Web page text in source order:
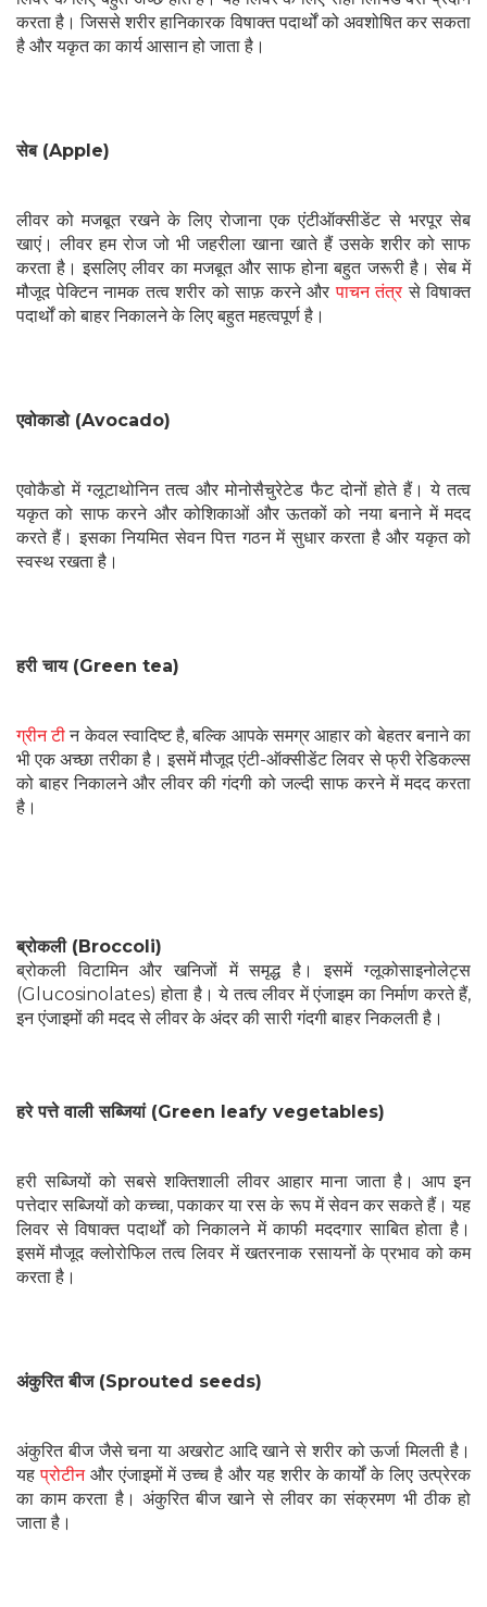
करता है। जिससे शरीर हानिकारक विषाक्त पदार्थों को अवशोषित कर सकता
है और यकृत का कार्य आसान हो जाता है।
सेब (Apple)
लीवर को मजबूत रखने के लिए रोजाना एक एंटीऑक्सीडेंट से भरपूर सेब
खाएं। लीवर हम रोज जो भी जहरीला खाना खाते हैं उसके शरीर को साफ
करता है। इसलिए लीवर का मजबूत और साफ होना बहुत जरूरी है। सेब में
मौजूद पेक्टिन नामक तत्व शरीर को साफ़ करने औरपाचन तंत्रसे विषाक्त
पदार्थों को बाहर निकालने के लिए बहुत महत्वपूर्ण है।
एवोकाडो (Avocado)
एवोकैडो में ग्लूटाथोनिन तत्व और मोनोसैचुरेटेड फैट दोनों होते हैं। ये तत्व
यकृत को साफ करने और कोशिकाओं और ऊतकों को नया बनाने में मदद
करते हैं। इसका नियमित सेवन पित्त गठन में सुधार करता है और यकृत को
स्वस्थ रखता है।
हरी चाय (Green tea)
ग्रीन टीन केवल स्वादिष्ट है, बल्कि आपके समग्र आहार को बेहतर बनाने का
भी एक अच्छा तरीका है। इसमें मौजूद एंटी-ऑक्सीडेंट लिवर से फ्री रेडिकल्स
को बाहर निकालने और लीवर की गंदगी को जल्दी साफ करने में मदद करता
है।
ब्रोकली (Broccoli)
ब्रोकली विटामिन और खनिजों में समृद्ध है। इसमें ग्लूकोसाइनोलेट्स
(Glucosinolates) होता है। ये तत्व लीवर में एंजाइम का निर्माण करते हैं,
इन एंजाइमों की मदद से लीवर के अंदर की सारी गंदगी बाहर निकलती है।
हरे पत्ते वाली सब्जियां (Green leafy vegetables)
हरी सब्जियों को सबसे शक्तिशाली लीवर आहार माना जाता है। आप इन
पत्तेदार सब्जियों को कच्चा, पकाकर या रस के रूप में सेवन कर सकते हैं। यह
लिवर से विषाक्त पदार्थों को निकालने में काफी मददगार साबित होता है।
इसमें मौजूद क्लोरोफिल तत्व लिवर में खतरनाक रसायनों के प्रभाव को कम
करता है।
अंकुरित बीज (Sprouted seeds)
अंकुरित बीज जैसे चना या अखरोट आदि खाने से शरीर को ऊर्जा मिलती है।
यहप्रोटीनऔर एंजाइमों में उच्च है और यह शरीर के कार्यों के लिए उत्प्रेरक
का काम करता है। अंकुरित बीज खाने से लीवर का संक्रमण भी ठीक हो
जाता है।